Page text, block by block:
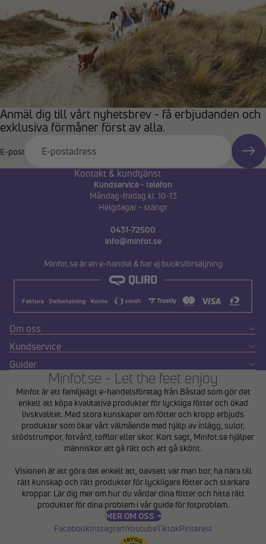
Anmäl dig till vårt nyhetsbrev - få erbjudanden och
exklusiva förmåner först av alla.
E-post
Kontakt & kundtjänst
Kundservice - telefon
Måndag-fredag kl. 10-13
Helgdagar - stängt
0431-72500
info@minfot.se
Minfot.se är en e-handel & har ej butiksförsäljning
Om oss
Kundservice
Guider
Minfot.se - Let the feet enjoy
Minfot är ett familjeägt e-handelsföretag från Båstad som gör det
enkelt att köpa kvalitativa produkter för lyckliga fötter och ökad
livskvalitet. Med stora kunskaper om fötter och kropp erbjuds
produkter som ökar vårt välmående med hjälp av inlägg, sulor,
stödstrumpor, fotvård, tofflor eller skor. Kort sagt, Minfot.se hjälper
människor att gå rätt och att gå skönt.
Visionen är att göra det enkelt att, oavsett var man bor, ha nära till
rätt kunskap och rätt produkter för lyckligare fötter och starkare
kroppar. Lär dig mer om hur du vårdar dina fötter och hitta rätt
produkter för dina problem i vårguide för fotproblem.
MER OM OSS →
FacebookInstagramYoutubeTiktokPinterest
Återbetalningspolicy
Användarvillkor
Fraktpolicy
Kontaktinformation
Avbeställningspolicy